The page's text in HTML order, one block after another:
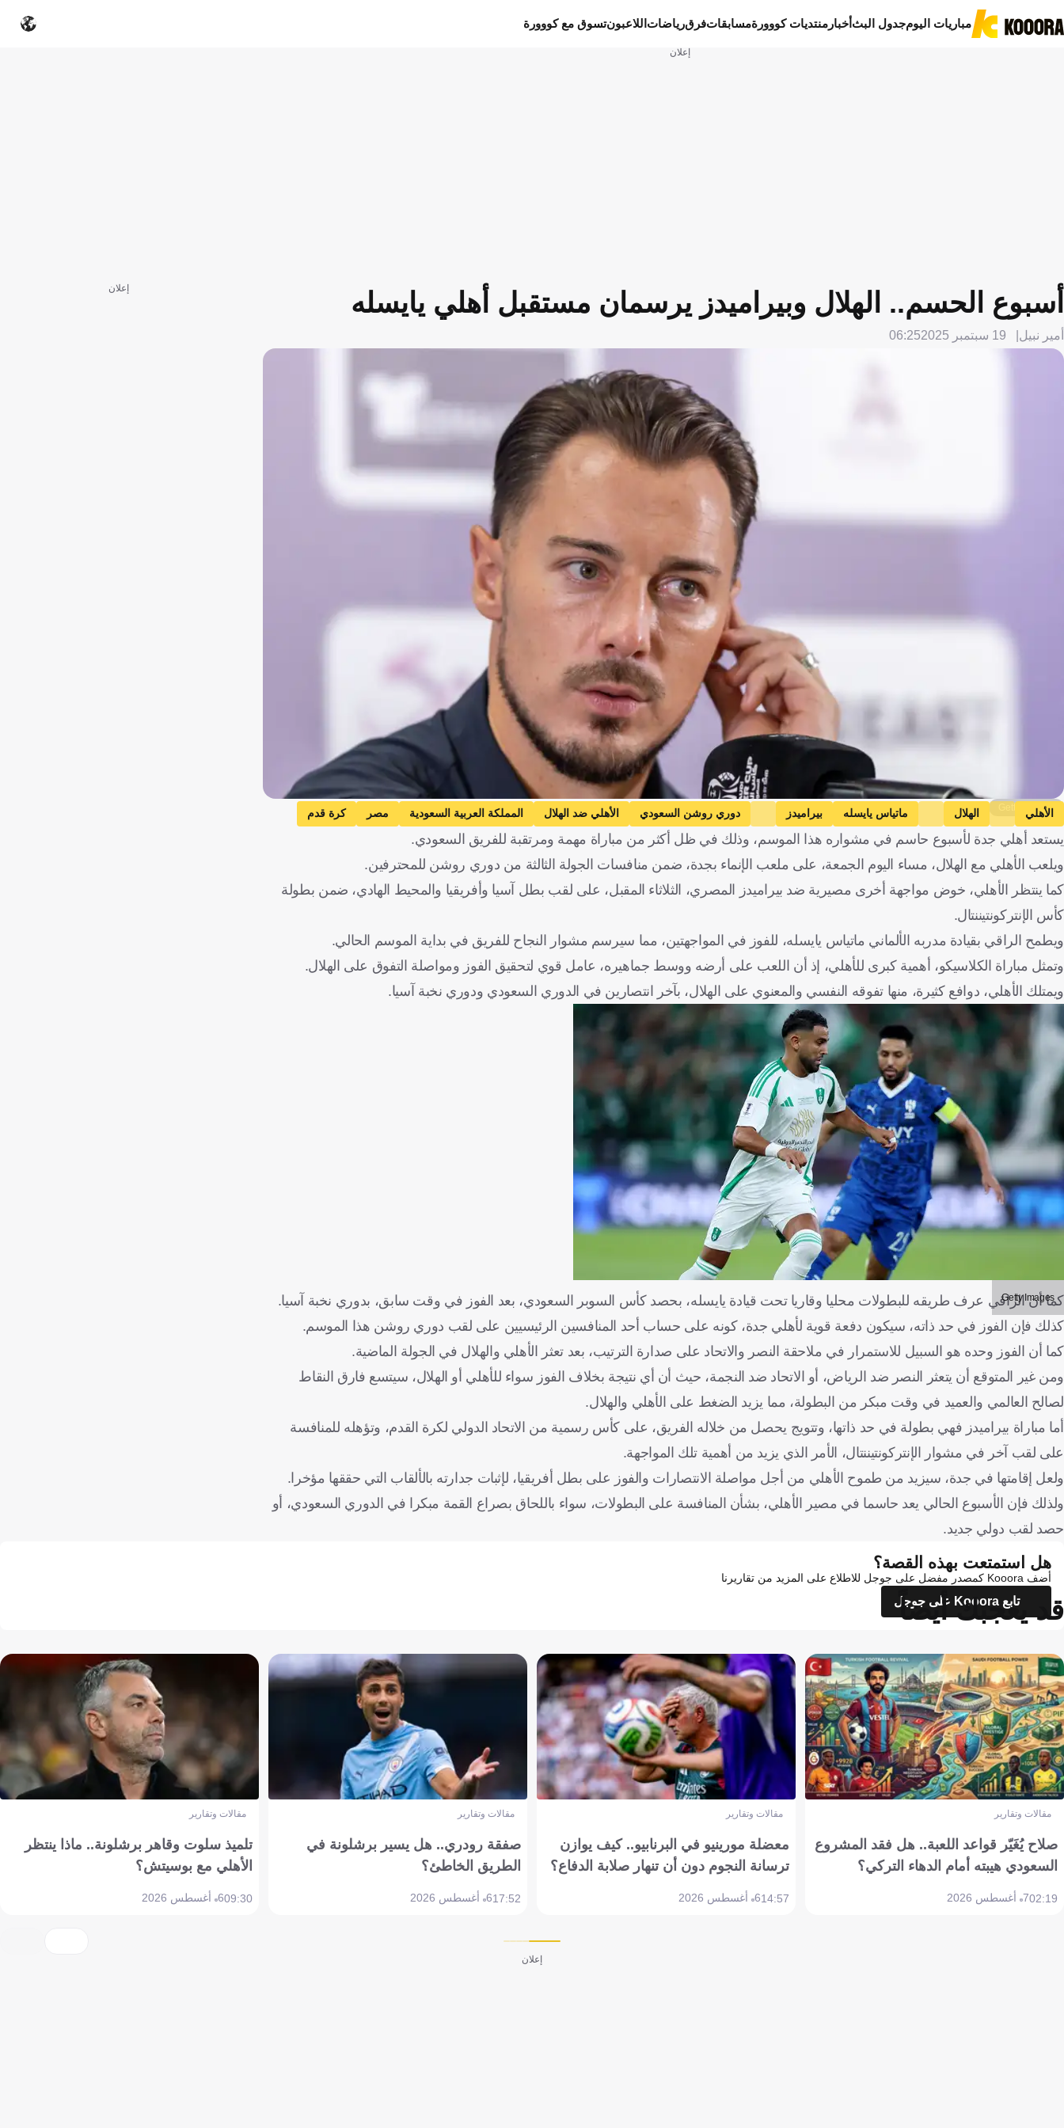
مباريات اليومجدول البثأخبار منتديات كووورةمسابقاتفرقرياضات اللاعبونتسوق مع كووورة
إعلان
أسبوع الحسم.. الهلال وبيراميدز يرسمان مستقبل أهلي يايسله
أمير نبيل 19 سبتمبر 2025 06:25
Getty Images
الأهلي الهلال ماتياس يايسله بيراميدز دوري روشن السعودي الأهلي ضد الهلال المملكة العربية السعودية مصر كرة قدم
يستعد أهلي جدة لأسبوع حاسم في مشواره هذا الموسم، وذلك في ظل أكثر من مباراة مهمة ومرتقبة للفريق السعودي.
ويلعب الأهلي مع الهلال، مساء اليوم الجمعة، على ملعب الإنماء بجدة، ضمن منافسات الجولة الثالثة من دوري روشن للمحترفين.
كما ينتظر الأهلي، خوض مواجهة أخرى مصيرية ضد بيراميدز المصري، الثلاثاء المقبل، على لقب بطل آسيا وأفريقيا والمحيط الهادي، ضمن بطولة
كأس الإنتركونتيننتال.
ويطمح الراقي بقيادة مدربه الألماني ماتياس يايسله، للفوز في المواجهتين، مما سيرسم مشوار النجاح للفريق في بداية الموسم الحالي.
وتمثل مباراة الكلاسيكو، أهمية كبرى للأهلي، إذ أن اللعب على أرضه ووسط جماهيره، عامل قوي لتحقيق الفوز ومواصلة التفوق على الهلال.
ويمتلك الأهلي، دوافع كثيرة، منها تفوقه النفسي والمعنوي على الهلال، بآخر انتصارين في الدوري السعودي ودوري نخبة آسيا.
Getty Images
كما أن الراقي عرف طريقه للبطولات محليا وقاريا تحت قيادة يايسله، بحصد كأس السوبر السعودي، بعد الفوز في وقت سابق، بدوري نخبة آسيا.
كذلك فإن الفوز في حد ذاته، سيكون دفعة قوية لأهلي جدة، كونه على حساب أحد المنافسين الرئيسيين على لقب دوري روشن هذا الموسم.
كما أن الفوز وحده هو السبيل للاستمرار في ملاحقة النصر والاتحاد على صدارة الترتيب، بعد تعثر الأهلي والهلال في الجولة الماضية.
ومن غير المتوقع أن يتعثر النصر ضد الرياض، أو الاتحاد ضد النجمة، حيث أن أي نتيجة بخلاف الفوز سواء للأهلي أو الهلال، سيتسع فارق النقاط
لصالح العالمي والعميد في وقت مبكر من البطولة، مما يزيد الضغط على الأهلي والهلال.
أما مباراة بيراميدز فهي بطولة في حد ذاتها، وتتويج يحصل من خلاله الفريق، على كأس رسمية من الاتحاد الدولي لكرة القدم، وتؤهله للمنافسة
على لقب آخر في مشوار الإنتركونتيننتال، الأمر الذي يزيد من أهمية تلك المواجهة.
ولعل إقامتها في جدة، سيزيد من طموح الأهلي من أجل مواصلة الانتصارات والفوز على بطل أفريقيا، لإثبات جدارته بالألقاب التي حققها مؤخرا.
ولذلك فإن الأسبوع الحالي يعد حاسما في مصير الأهلي، بشأن المنافسة على البطولات، سواء باللحاق بصراع القمة مبكرا في الدوري السعودي، أو
حصد لقب دولي جديد.
إعلان
هل استمتعت بهذه القصة؟
أضف Kooora كمصدر مفضل على جوجل للاطلاع على المزيد من تقاريرنا
تابع Kooora على جوجل
قد يعجبك أيضاً
مقالات وتقارير
صلاح يُغَيّر قواعد اللعبة.. هل فقد المشروع
السعودي هيبته أمام الدهاء التركي؟
02:197 أغسطس 2026
مقالات وتقارير
معضلة مورينيو في البرنابيو.. كيف يوازن
ترسانة النجوم دون أن تنهار صلابة الدفاع؟
14:576 أغسطس 2026
مقالات وتقارير
صفقة رودري.. هل يسير برشلونة في
الطريق الخاطئ؟
17:526 أغسطس 2026
مقالات وتقارير
تلميذ سلوت وقاهر برشلونة.. ماذا ينتظر
الأهلي مع بوسيتش؟
09:306 أغسطس 2026
إعلان